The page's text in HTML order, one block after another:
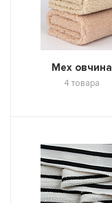
Мех овчина
4 товара